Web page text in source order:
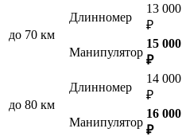
до 70 км
Длинномер
13 000
₽
Манипулятор
15 000
₽
до 80 км
Длинномер
14 000
₽
Манипулятор
16 000
₽